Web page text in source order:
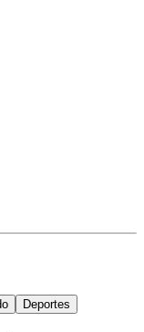
Deportes